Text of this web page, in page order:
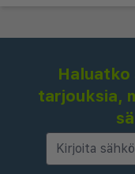
Haluatko
tarjouksia,